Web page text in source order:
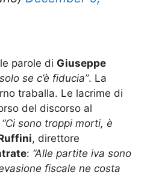
parole di Giuseppe
se c’è fiducia”. La
traballa. Le lacrime di
del discorso al
“Ci sono troppi morti, è
, direttore
“Alle partite iva sono
fiscale ne costa